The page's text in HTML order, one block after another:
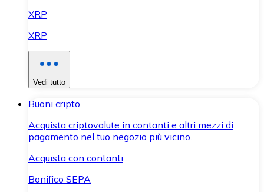
XRP
XRP
Vedi tutto
Buoni cripto
Acquista criptovalute in contanti e altri mezzi di
pagamento nel tuo negozio più vicino.
Acquista con contanti
Bonifico SEPA